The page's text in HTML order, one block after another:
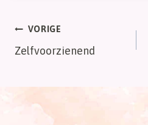
Bericht
navigatie
VORIGE
Zelfvoorzienend